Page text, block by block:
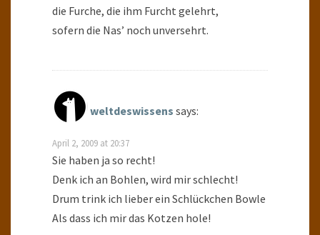
die Furche, die ihm Furcht gelehrt,
sofern die Nas’ noch unversehrt.
weltdeswissens says:
April 2, 2009 at 20:37
Sie haben ja so recht!
Denk ich an Bohlen, wird mir schlecht!
Drum trink ich lieber ein Schlückchen Bowle
Als dass ich mir das Kotzen hole!